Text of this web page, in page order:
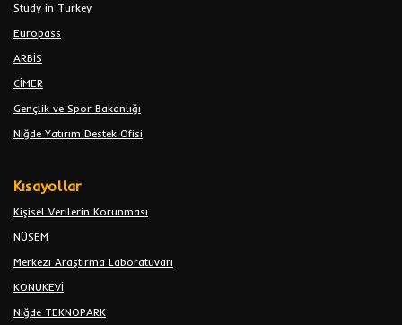
Study in Turkey
Europass
ARBİS
CİMER
Gençlik ve Spor Bakanlığı
Niğde Yatırım Destek Ofisi
Kısayollar
Kişisel Verilerin Korunması
NÜSEM
Merkezi Araştırma Laboratuvarı
KONUKEVİ
Niğde TEKNOPARK